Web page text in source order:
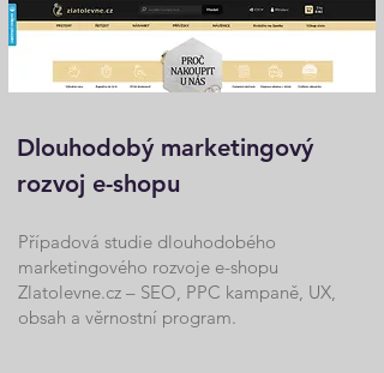
Dlouhodobý marketingový
rozvoj e-shopu
Případová studie dlouhodobého
marketingového rozvoje e-shopu
Zlatolevne.cz – SEO, PPC kampaně, UX,
obsah a věrnostní program.